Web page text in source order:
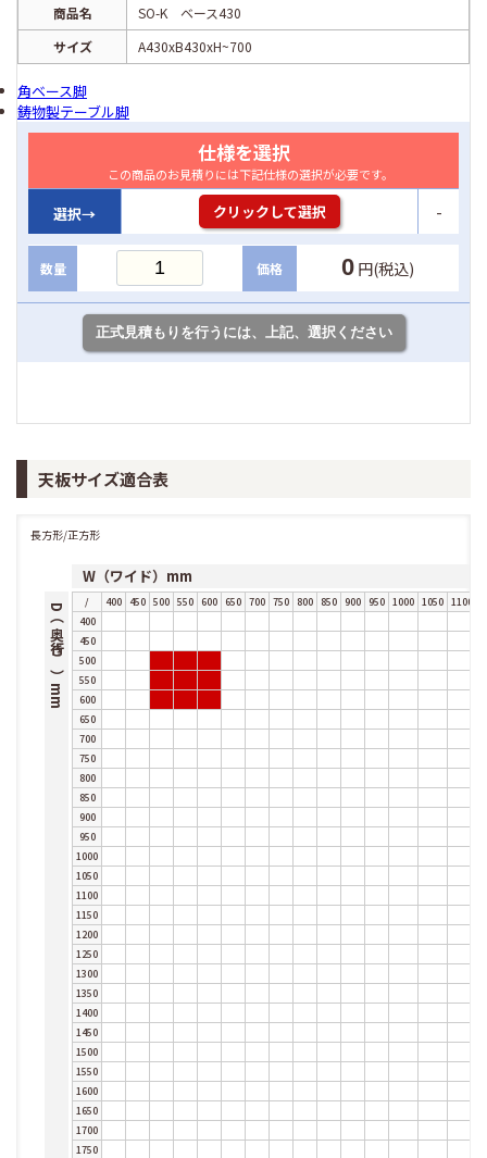
商品名
SO-K ベース430
サイズ
A430xB430xH~700
角ベース脚
鋳物製テーブル脚
仕様を選択
この商品のお見積りには下記仕様の選択が必要です。
選択→ クリックして選択 -
数量 価格 0 円(税込)
天板サイズ適合表
長方形/正方形
W（ワイド）mm
D（奥行き）mm
/ 400 450 500 550 600 650 700 750 800 850 900 950 1000 1050 1100
400
450
500
550
600
650
700
750
800
850
900
950
1000
1050
1100
1150
1200
1250
1300
1350
1400
1450
1500
1550
1600
1650
1700
1750